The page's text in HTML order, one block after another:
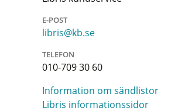
E-POST
libris@kb.se
TELEFON
010-709 30 60
Information om sändlistor
Libris informationssidor